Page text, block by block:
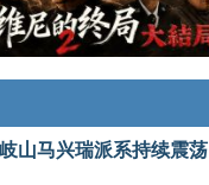
山马兴瑞派系持续震荡